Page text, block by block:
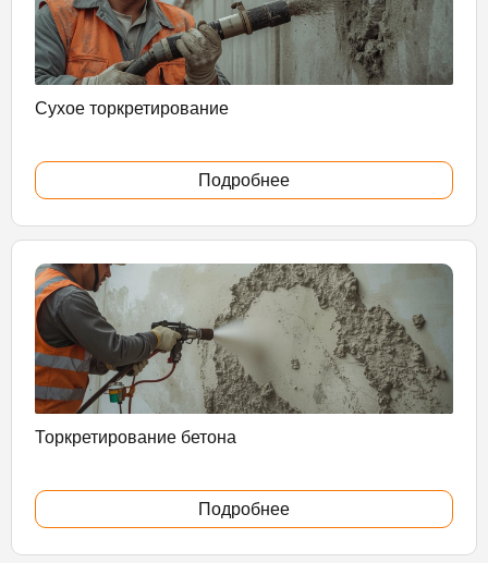
Сухое торкретирование
Подробнее
Торкретирование бетона
Подробнее